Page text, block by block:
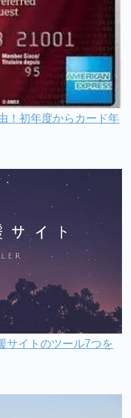
！初年度からカード年
サイトのツール7つを